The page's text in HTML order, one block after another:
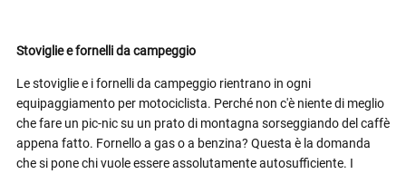
Stoviglie e fornelli da campeggio
Le stoviglie e i fornelli da campeggio rientrano in ogni
equipaggiamento per motociclista. Perché non c'è niente di meglio
che fare un pic-nic su un prato di montagna sorseggiando del caffè
appena fatto. Fornello a gas o a benzina? Questa è la domanda
che si pone chi vuole essere assolutamente autosufficiente. I